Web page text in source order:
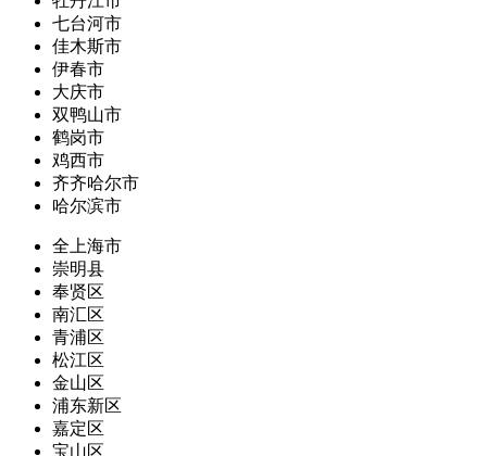
七台河市
佳木斯市
伊春市
大庆市
双鸭山市
鹤岗市
鸡西市
齐齐哈尔市
哈尔滨市
全上海市
崇明县
奉贤区
南汇区
青浦区
松江区
金山区
浦东新区
嘉定区
宝山区